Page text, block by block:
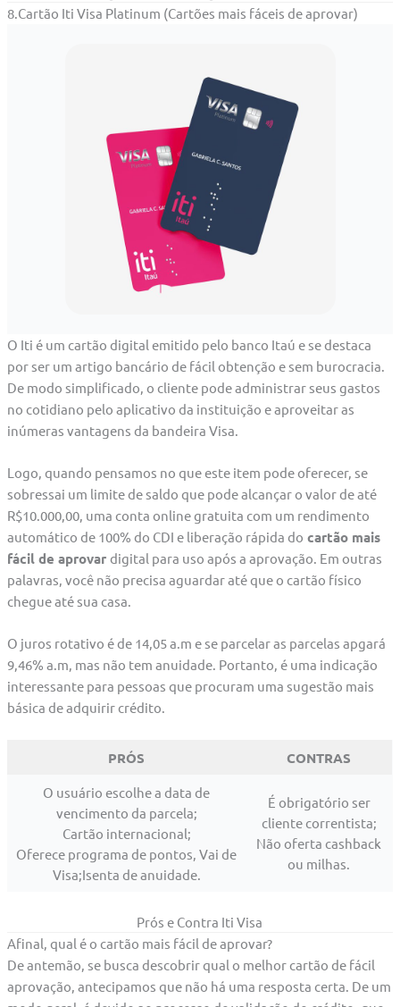
8.Cartão Iti Visa Platinum (Cartões mais fáceis de aprovar)
O Iti é um cartão digital emitido pelo banco Itaú e se destaca
por ser um artigo bancário de fácil obtenção e sem burocracia.
De modo simplificado, o cliente pode administrar seus gastos
no cotidiano pelo aplicativo da instituição e aproveitar as
inúmeras vantagens da bandeira Visa.
Logo, quando pensamos no que este item pode oferecer, se
sobressai um limite de saldo que pode alcançar o valor de até
R$10.000,00, uma conta online gratuita com um rendimento
automático de 100% do CDI e liberação rápida do cartão mais
fácil de aprovar digital para uso após a aprovação. Em outras
palavras, você não precisa aguardar até que o cartão físico
chegue até sua casa.
O juros rotativo é de 14,05 a.m e se parcelar as parcelas apgará
9,46% a.m, mas não tem anuidade. Portanto, é uma indicação
interessante para pessoas que procuram uma sugestão mais
básica de adquirir crédito.
PRÓS CONTRAS
O usuário escolhe a data de
vencimento da parcela;
Cartão internacional;
Oferece programa de pontos, Vai de
Visa;Isenta de anuidade.
É obrigatório ser
cliente correntista;
Não oferta cashback
ou milhas.
Prós e Contra Iti Visa
Afinal, qual é o cartão mais fácil de aprovar?
De antemão, se busca descobrir qual o melhor cartão de fácil
aprovação, antecipamos que não há uma resposta certa. De um